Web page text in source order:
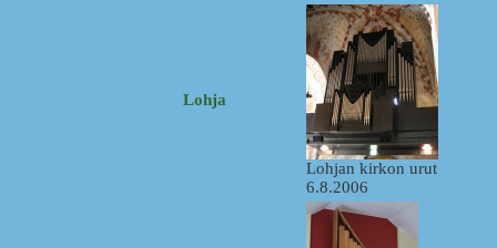
Lohja
Lohjan kirkon urut
6.8.2006